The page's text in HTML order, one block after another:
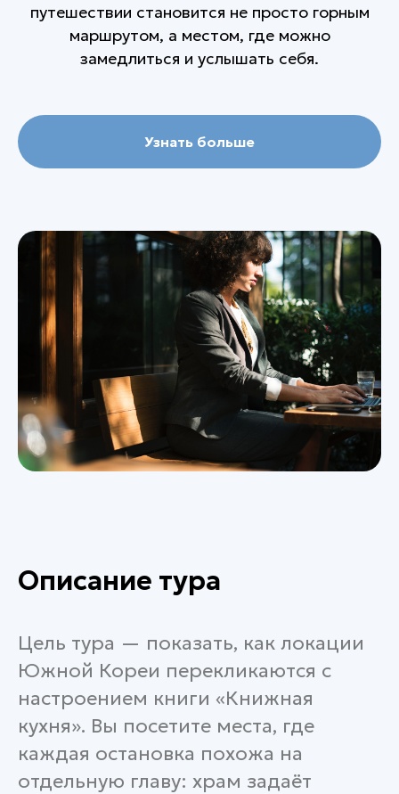
путешествии становится не просто горным
маршрутом, а местом, где можно
замедлиться и услышать себя.
Узнать больше
Описание тура
Цель тура — показать, как локации
Южной Кореи перекликаются с
настроением книги «Книжная
кухня». Вы посетите места, где
каждая остановка похожа на
отдельную главу: храм задаёт